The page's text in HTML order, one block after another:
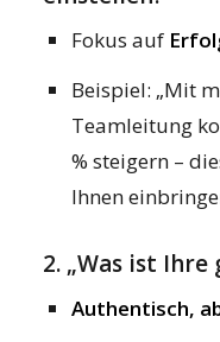
Fokus auf
Beispiel: „Mit
Teamleitung
% steigern –
Ihnen
2. „Was ist Ihre
Authentisch,